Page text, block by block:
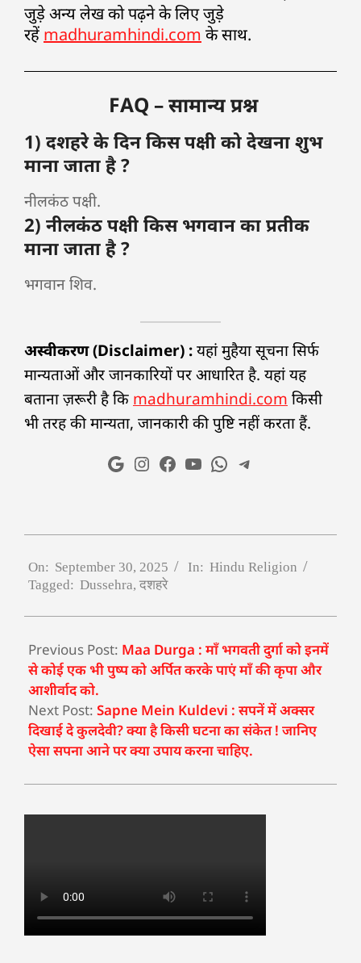
जुड़े अन्य लेख को पढ़ने के लिए जुड़े
रहें madhuramhindi.com के साथ.
FAQ – सामान्य प्रश्न
1) दशहरे के दिन किस पक्षी को देखना शुभ
माना जाता है ?
नीलकंठ पक्षी.
2) नीलकंठ पक्षी किस भगवान का प्रतीक
माना जाता है ?
भगवान शिव.
अस्वीकरण (Disclaimer) :यहां मुहैया सूचना सिर्फ
मान्यताओं और जानकारियों पर आधारित है. यहां यह
बताना ज़रूरी है कि madhuramhindi.com किसी
भी तरह की मान्यता, जानकारी की पुष्टि नहीं करता हैं.
On: September 30, 2025 In: Hindu Religion
Tagged: Dussehra, दशहरे
Previous Post: Maa Durga : माँ भगवती दुर्गा को इनमें
से कोई एक भी पुष्प को अर्पित करके पाएं माँ की कृपा और
आशीर्वाद को.
Next Post: Sapne Mein Kuldevi : सपनें में अक्सर
दिखाई दे कुलदेवी? क्या है किसी घटना का संकेत ! जानिए
ऐसा सपना आने पर क्या उपाय करना चाहिए.